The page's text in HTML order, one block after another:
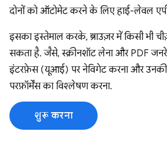
दोनों को ऑटोमेट करने के लिए हाई-लेवल
इसका इस्तेमाल करके, ब्राउज़र में किसी भी
सकता है. जैसे, स्क्रीनशॉट लेना और PDF
इंटरफ़ेस (यूआई) पर नेविगेट करना और
परफ़ॉर्मेंस का विश्लेषण करना.
शुरू करना